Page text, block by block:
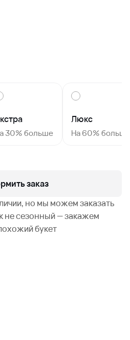
30% больше
Люкс
На 60% больше
заказ
но мы можем заказать
не сезонный — закажем
букет